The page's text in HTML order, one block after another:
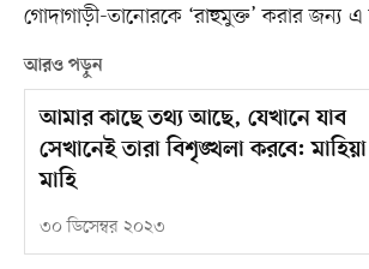
গোদাগাড়ী-তানোরকে ‘রাহুমুক্ত’ করার জন্য এ
আরও পড়ুন
আমার কাছে তথ্য আছে, যেখানে যাব
সেখানেই তারা বিশৃঙ্খলা করবে: মাহিয়া
মাহি
৩০ ডিসেম্বর ২০২৩